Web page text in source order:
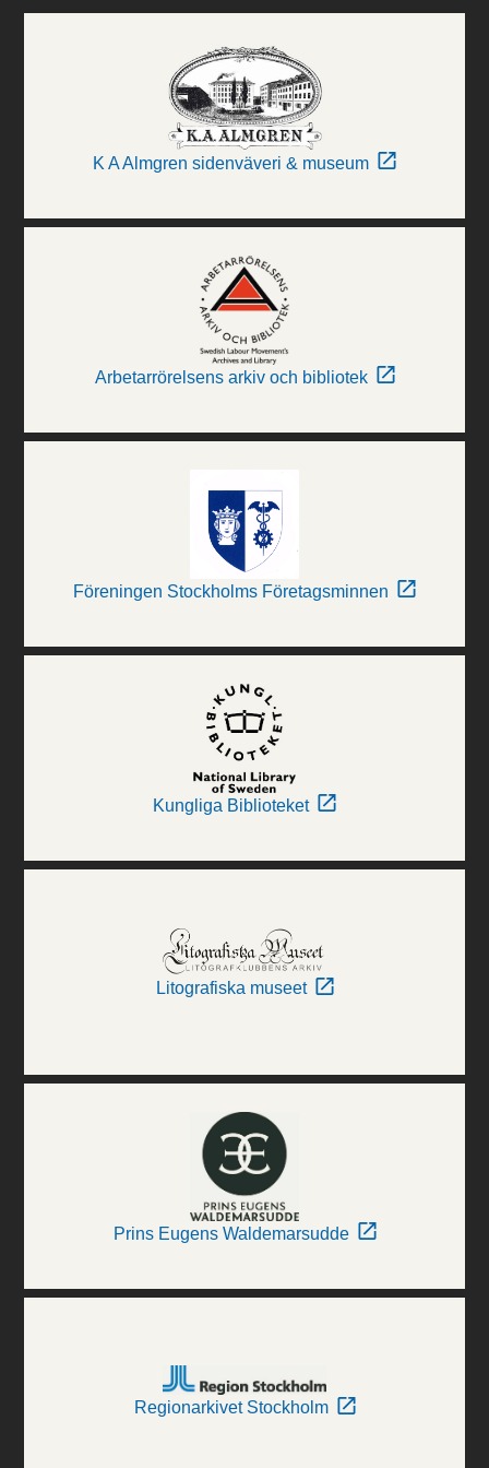
K A Almgren sidenväveri & museum
Arbetarrörelsens arkiv och bibliotek
Föreningen Stockholms Företagsminnen
Kungliga Biblioteket
Litografiska museet
Prins Eugens Waldemarsudde
Regionarkivet Stockholm